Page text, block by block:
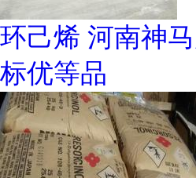
环己烯 河南神
标优等品